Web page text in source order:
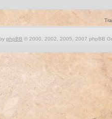
phpBB © 2000, 2002, 2005, 2007 phpBB